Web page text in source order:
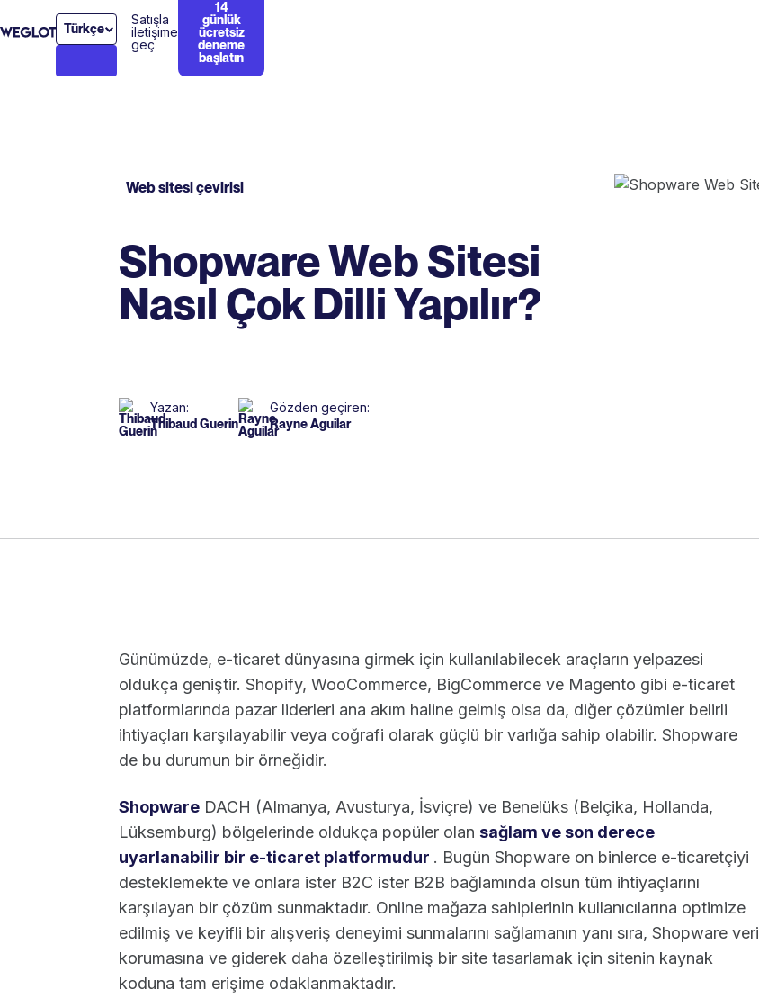
Türkçe
Satışla
iletişime
geç
14
günlük
ücretsiz
deneme
başlatın
Web sitesi çevirisi
Shopware Web Sitesi
Nasıl Çok Dilli Yapılır?
Yazan:
Thibaud Guerin
Gözden geçiren:
Rayne Aguilar
Günümüzde, e-ticaret dünyasına girmek için kullanılabilecek araçların yelpazesi
oldukça geniştir. Shopify, WooCommerce, BigCommerce ve Magento gibi e-ticaret
platformlarında pazar liderleri ana akım haline gelmiş olsa da, diğer çözümler belirli
ihtiyaçları karşılayabilir veya coğrafi olarak güçlü bir varlığa sahip olabilir. Shopware
de bu durumun bir örneğidir.
Shopware DACH (Almanya, Avusturya, İsviçre) ve Benelüks (Belçika, Hollanda,
Lüksemburg) bölgelerinde oldukça popüler olan sağlam ve son derece
uyarlanabilir bir e-ticaret platformudur . Bugün Shopware on binlerce e-ticaretçiyi
desteklemekte ve onlara ister B2C ister B2B bağlamında olsun tüm ihtiyaçlarını
karşılayan bir çözüm sunmaktadır. Online mağaza sahiplerinin kullanıcılarına optimize
edilmiş ve keyifli bir alışveriş deneyimi sunmalarını sağlamanın yanı sıra, Shopware veri
korumasına ve giderek daha özelleştirilmiş bir site tasarlamak için sitenin kaynak
koduna tam erişime odaklanmaktadır.